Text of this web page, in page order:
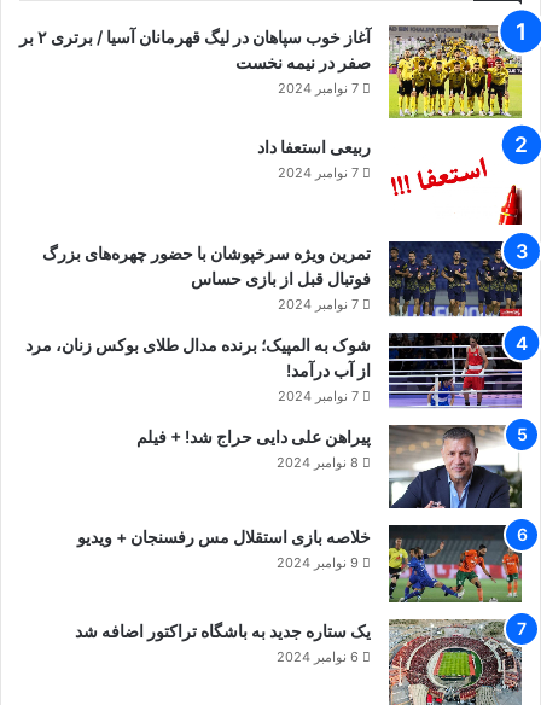
بازگرداندن قطعنامه‌های لغو شده علیه ایران اتخاذ
نکرده و این امر در صلاحیت انحصاری شورای
امنیت سازمان ملل است.
با عنایت به مراتب فوق از دبیرکل سازمان ملل
منشور سازمان ملل فوراً اطلاعات نادرست مندرج
در صفحه اینترنتی سازمان ملل راجع به روند
ادعایی بازگرداندن قطعنامه‌های خاتمه‌یافته علیه
ایران را اصلاح کرده و مانع از آشفتگی بیشتر در
روندهای حقوقی و رویه‌ای مرتبط با عملکرد
شورای امنیت شود.
همچنین جمهوری اسلامی تشکیل مجدد
سازوکارهای تحریمی شورای امنیت از جمله کمیته
تحریم و گروه کارشناسان را غیر قانونی دانسته و
دبیرخانه را موظف می‌داند در اسرع وقت صفحه
آغاز خوب سپاهان در لیگ قهرمانان آسیا / برتری ۲ بر
صفر در نیمه نخست
7 نوامبر 2024
ربیعی استعفا داد
7 نوامبر 2024
تمرین ویژه سرخپوشان با حضور چهره‌های بزرگ
فوتبال قبل از بازی حساس
7 نوامبر 2024
شوک به المپیک؛ برنده مدال طلای بوکس زنان، مرد
از آب درآمد!
7 نوامبر 2024
پیراهن علی دایی حراج شد! + فیلم
8 نوامبر 2024
خلاصه بازی استقلال مس رفسنجان + ویدیو
9 نوامبر 2024
یک ستاره جدید به باشگاه تراکتور اضافه شد
6 نوامبر 2024